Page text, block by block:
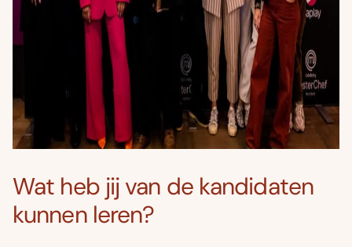
Wat heb jij van de kandidaten
kunnen leren?